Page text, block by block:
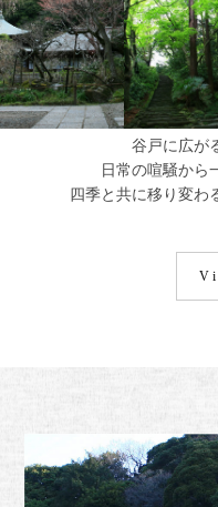
谷戸に広が
日常の喧騒から
四季と共に移り変わ